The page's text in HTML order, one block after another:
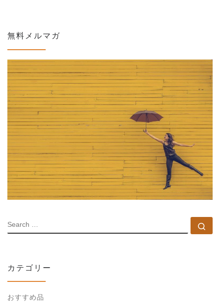
無料メルマガ
SEARCH
カテゴリー
おすすめ品